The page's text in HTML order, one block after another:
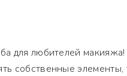
для любителей
собственные